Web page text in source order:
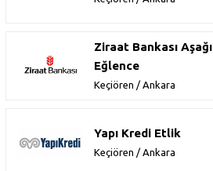
Ziraat Bankası Aşağı
Eğlence
Keçiören / Ankara
Yapı Kredi Etlik
Keçiören / Ankara